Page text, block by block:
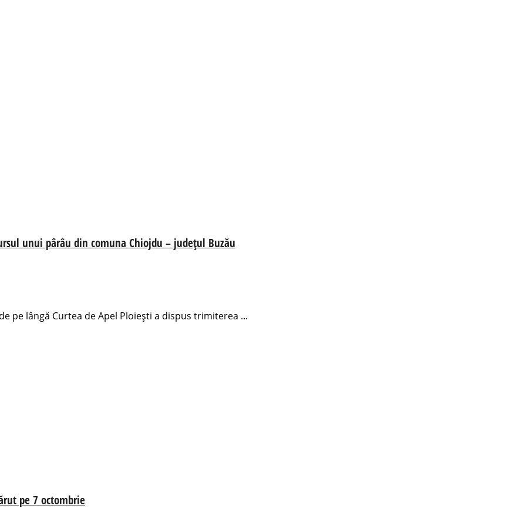
unui pârâu din comuna Chiojdu – județul Buzău
pe lângă Curtea de Apel Ploiești a dispus trimiterea ...
pe 7 octombrie